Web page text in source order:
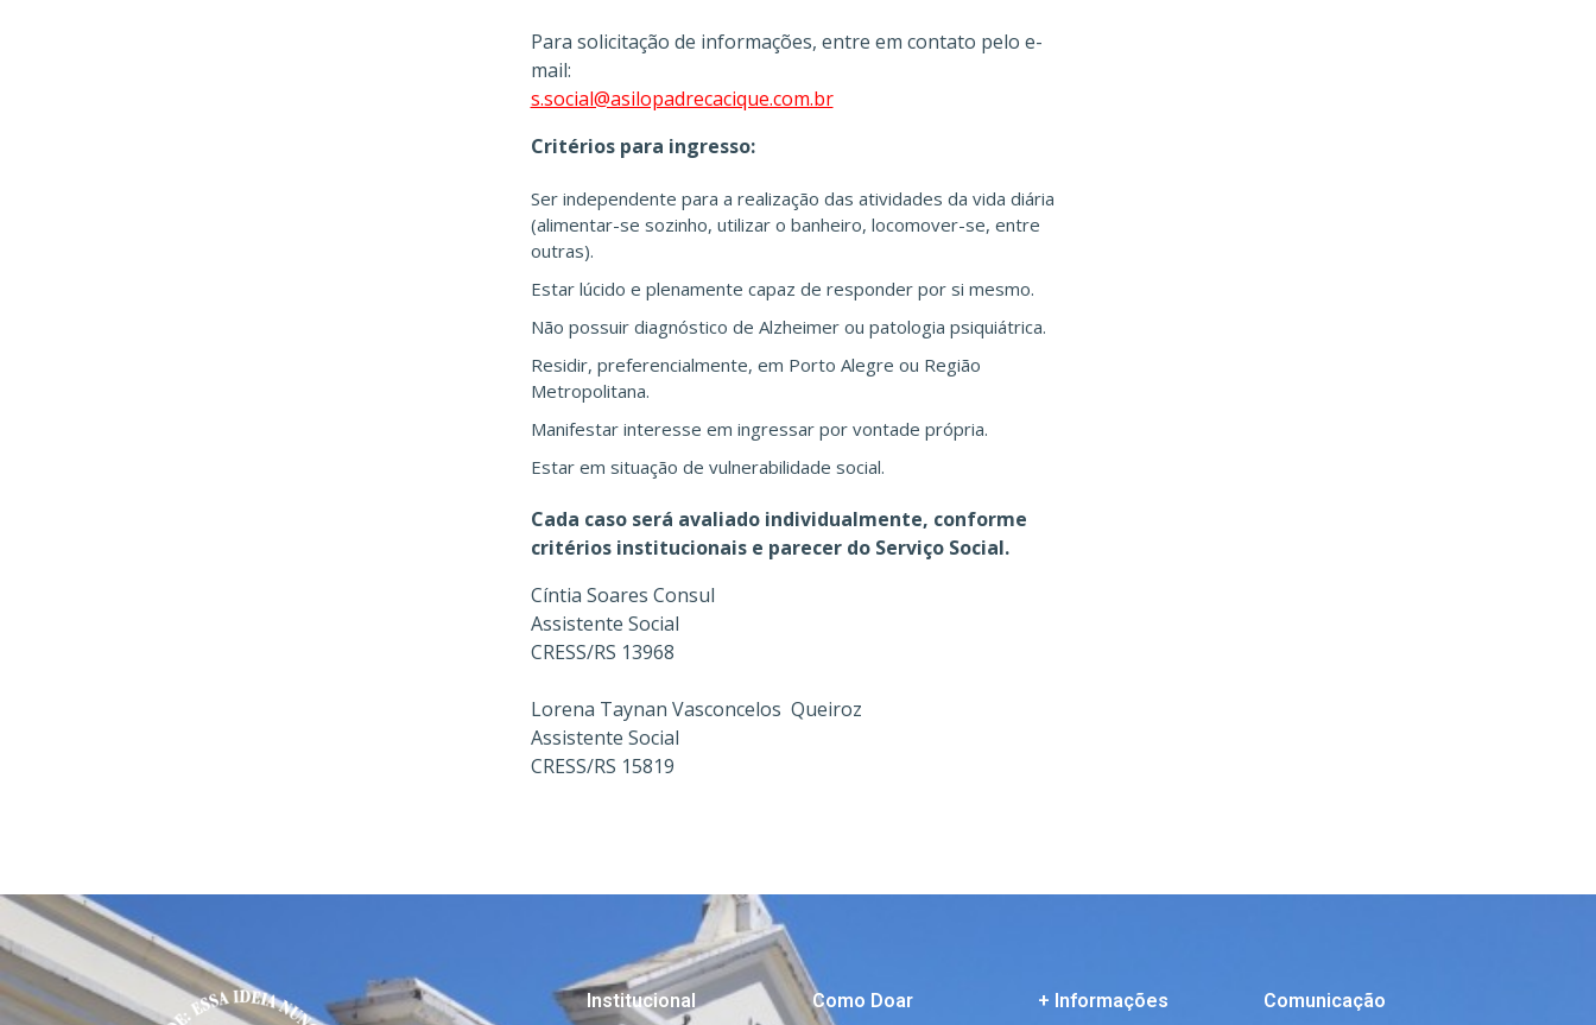
Para solicitação de informações, entre em contato pelo e-
mail:
s.social@asilopadrecacique.com.br
Critérios para ingresso:
Ser independente para a realização das atividades da vida diária
(alimentar-se sozinho, utilizar o banheiro, locomover-se, entre
outras).
Estar lúcido e plenamente capaz de responder por si mesmo.
Não possuir diagnóstico de Alzheimer ou patologia psiquiátrica.
Residir, preferencialmente, em Porto Alegre ou Região
Metropolitana.
Manifestar interesse em ingressar por vontade própria.
Estar em situação de vulnerabilidade social.
Cada caso será avaliado individualmente, conforme
critérios institucionais e parecer do Serviço Social.
Cíntia Soares Consul
Assistente Social
CRESS/RS 13968
Lorena Taynan Vasconcelos Queiroz
Assistente Social
CRESS/RS 15819
Institucional Como Doar + Informações Comunicação